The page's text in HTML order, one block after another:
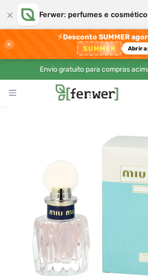
× Ferwer: perfumes e
×
⚡Desconto SUMMER
SUMMER Abrir
Envio gratuito para compras